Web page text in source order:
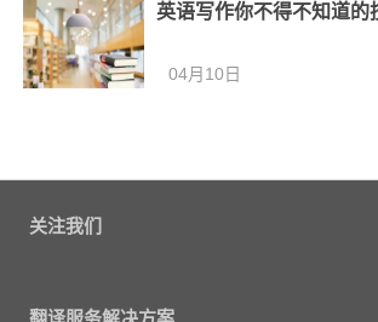
英语写作你不得不知道的
04月10日
关注我们